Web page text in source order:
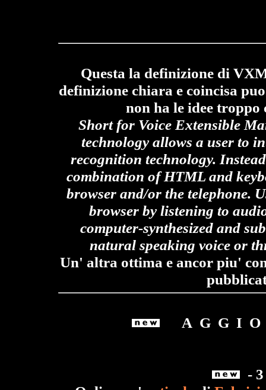
Questa la definizione di
definizione chiara e coincisa
non ha le idee
Short for Voice Extensible
technology allows a user to
recognition technology.
combination of HTML and
browser and/or the telephone.
browser by listening to
computer-synthesized and
natural speaking voice or
Un' altra ottima e ancor piu'
A G G I
-